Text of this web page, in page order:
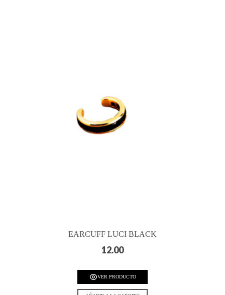
EARCUFF LUCI BLACK
12.00
VER PRODUCTO